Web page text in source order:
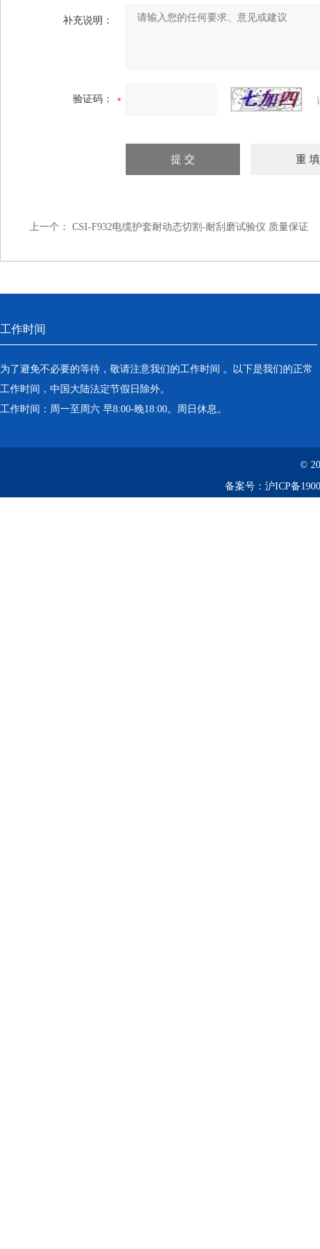
补充说明：
验证码：
上一个： CSI-F932电缆护套耐动态切割-耐刮磨试验仪 质量保证
工作时间
为了避免不必要的等待，敬请注意我们的工作时间 。以下是我们的正常
工作时间，中国大陆法定节假日除外。
工作时间：周一至周六 早8:00-晚18:00。周日休息。
©
备案号： 沪ICP备